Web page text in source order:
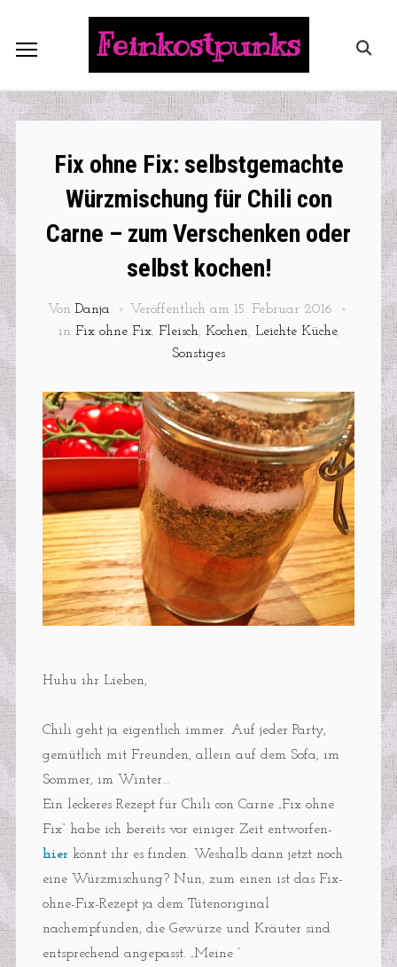
Feinkostpunks
Fix ohne Fix: selbstgemachte
Würzmischung für Chili con
Carne – zum Verschenken oder
selbst kochen!
Von Danja Veröffentlich am 15. Februar 2016
in Fix ohne Fix, Fleisch, Kochen, Leichte Küche,
Sonstiges
Huhu ihr Lieben,
Chili geht ja eigentlich immer. Auf jeder Party,
gemütlich mit Freunden, allein auf dem Sofa, im
Sommer, im Winter…
Ein leckeres Rezept für Chili con Carne „Fix ohne
Fix“ habe ich bereits vor einiger Zeit entworfen-
hierkönnt ihr es finden. Weshalb dann jetzt noch
eine Würzmischung? Nun, zum einen ist das Fix-
ohne-Fix-Rezept ja dem Tütenoriginal
nachempfunden, die Gewürze und Kräuter sind
entsprechend angepasst. „Meine “